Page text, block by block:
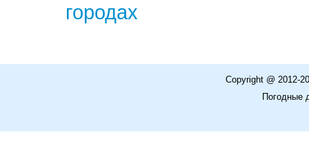
городах
Copyright @ 2012-
Погодные